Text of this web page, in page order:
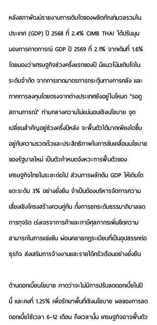
หลังสภาพัฒน์รายงานการเติบโตของผลิตภัณฑ์มวลรวมใน
ประเทศ (GDP) ปี 2568 ที่ 2.4% CIMB THAI ได้ปรับมุม
มองการคาดการณ์ GDP ปี 2569 ที่ 2.1% จากเดิมที่ 1.6%
โดยมองว่าเศรษฐกิจช่วงครึ่งแรกของปี มีแนวโน้มเติบโตใน
ระดับจำกัด จากการขาดมาตรการกระตุ้นทางการคลัง และ
ภาคการลงทุนโดยตรงจากต่างประเทศยังอยู่ในโหมด “รอดู
สถานการณ์” ท่ามกลางความไม่แน่นอนเชิงนโยบาย จุด
เปลี่ยนสำคัญอยู่ช่วงครึ่งปีหลัง จะฟื้นตัวได้มากเพียงใดขึ้น
อยู่กับความรวดเร็วและประสิทธิภาพในการขับเคลื่อนนโยบาย
ของรัฐบาลใหม่ เป็นตัวกำหนดจังหวะการฟื้นตัวของ
เศรษฐกิจไทยในระยะต่อไป ส่วนการผลักดัน GDP ให้เติบโต
แตะระดับ 3% อย่างยั่งยืน จำเป็นต้องบริหารจัดการความ
เสี่ยงเชิงโครงสร้างควบคู่กัน ทั้งการยกระดับธรรมาภิบาลลด
การทุจริต เร่งเจรจาการค้าและภาษีศุลกากรเพิ่มขีดความ
สามารถในการแข่งขัน ผ่อนคลายกฎระเบียบที่เป็นอุปสรรคต่อ
ธุรกิจ ส่งเสริมการจ้างงานและรายได้ครัวเรือนอย่างยั่งยืน
ด้านดอกเบี้ยนโยบาย คาดว่าจะไม่มีการปรับลดดอกเบี้ยในปี
นี้ และคงที่ 1.25% เพื่อรักษาพื้นที่เชิงนโยบาย ผลของการลด
ดอกเบี้ยใช้เวลา 6–12 เดือน ถึงเวลานั้น เศรษฐกิจอาจฟื้นตัว